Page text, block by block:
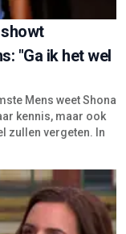
"Ga ik het wel
Mens weet Shona
kennis, maar ook
zullen vergeten. In